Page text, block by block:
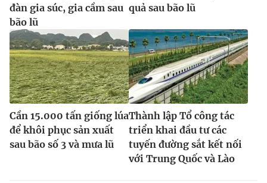
đàn gia súc, gia cầm sau
bão lũ
quả sau bão lũ
Cần 15.000 tấn giống lúa
để khôi phục sản xuất
sau bão số 3 và mưa lũ
Thành lập Tổ công tác
triển khai đầu tư các
tuyến đường sắt kết nối
với Trung Quốc và Lào